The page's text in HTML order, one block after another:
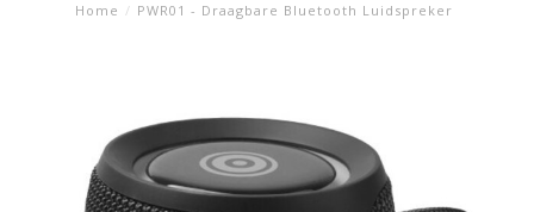
Home / PWR01 - Draagbare Bluetooth Luidspreker